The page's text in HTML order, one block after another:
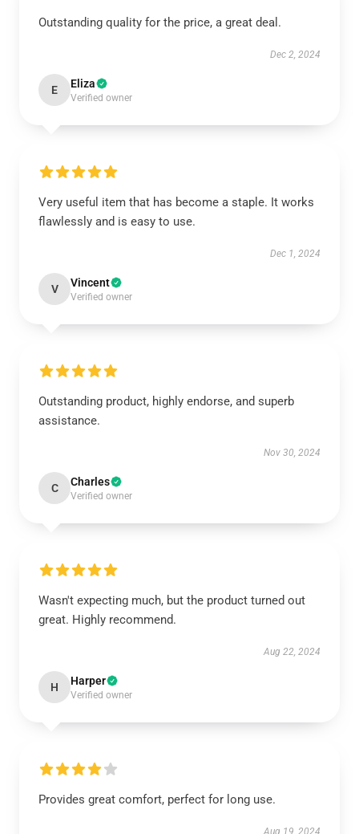
Outstanding quality for the price, a great deal.
Dec 2, 2024
E Eliza
Verified owner
Very useful item that has become a staple. It works
flawlessly and is easy to use.
Dec 1, 2024
V Vincent
Verified owner
Outstanding product, highly endorse, and superb
assistance.
Nov 30, 2024
C Charles
Verified owner
Wasn't expecting much, but the product turned out
great. Highly recommend.
Aug 22, 2024
H Harper
Verified owner
Provides great comfort, perfect for long use.
Aug 19, 2024